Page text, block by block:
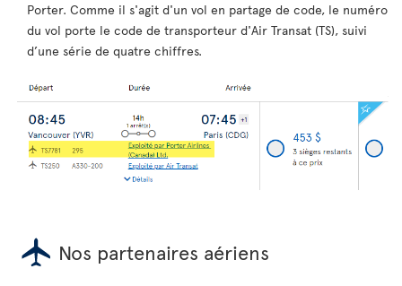
Porter. Comme il s'agit d'un vol en partage de code, le numéro
du vol porte le code de transporteur d'Air Transat (TS), suivi
d’une série de quatre chiffres.
Nos partenaires aériens